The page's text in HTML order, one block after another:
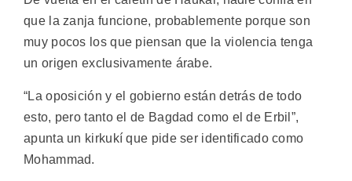
que la zanja funcione, probablemente porque son
muy pocos los que piensan que la violencia tenga
un origen exclusivamente árabe.
“La oposición y el gobierno están detrás de todo
esto, pero tanto el de Bagdad como el de Erbil”,
apunta un kirkukí que pide ser identificado como
Mohammad.